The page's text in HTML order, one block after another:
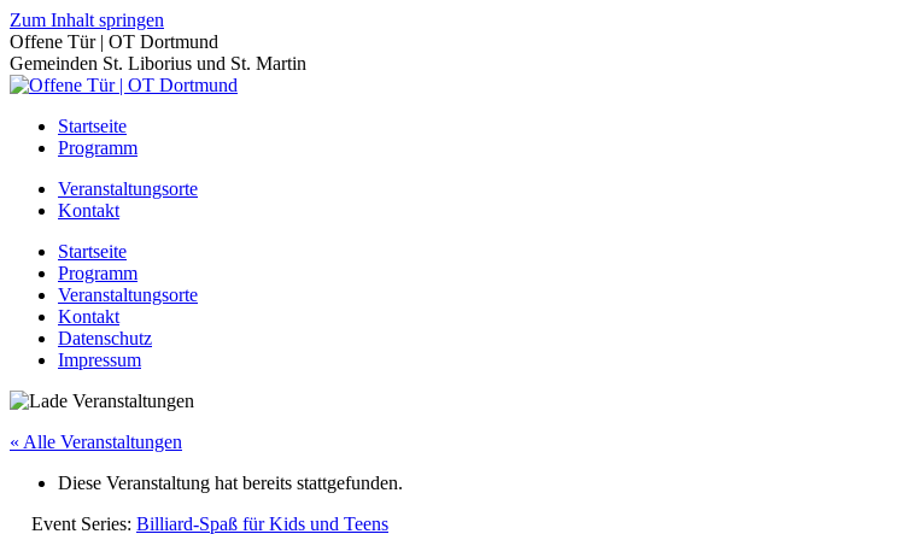
Zum Inhalt springen
Offene Tür | OT Dortmund
Gemeinden St. Liborius und St. Martin
Startseite
Programm
Veranstaltungsorte
Kontakt
Startseite
Programm
Veranstaltungsorte
Kontakt
Datenschutz
Impressum
« Alle Veranstaltungen
Diese Veranstaltung hat bereits stattgefunden.
Event Series: Billiard-Spaß für Kids und Teens